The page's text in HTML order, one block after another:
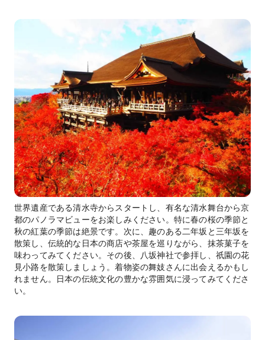
世界遺産である清水寺からスタートし、有名な清水舞台から京
都のパノラマビューをお楽しみください。特に春の桜の季節と
秋の紅葉の季節は絶景です。次に、趣のある二年坂と三年坂を
散策し、伝統的な日本の商店や茶屋を巡りながら、抹茶菓子を
味わってみてください。その後、八坂神社で参拝し、祇園の花
見小路を散策しましょう。着物姿の舞妓さんに出会えるかもし
れません。日本の伝統文化の豊かな雰囲気に浸ってみてくださ
い。